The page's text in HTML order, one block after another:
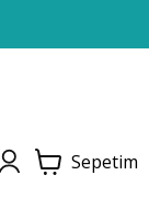
Sepetim